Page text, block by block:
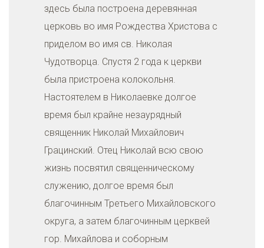
здесь была построена деревянная
церковь во имя Рождества Христова с
приделом во имя св. Николая
Чудотворца. Спустя 2 года к церкви
была пристроена колокольня.
Настоятелем в Николаевке долгое
время был крайне незаурядный
священник Николай Михайлович
Грацинский. Отец Николай всю свою
жизнь посвятил священническому
служению, долгое время был
благочинным Третьего Михайловского
округа, а затем благочинным церквей
гор. Михайлова и соборным